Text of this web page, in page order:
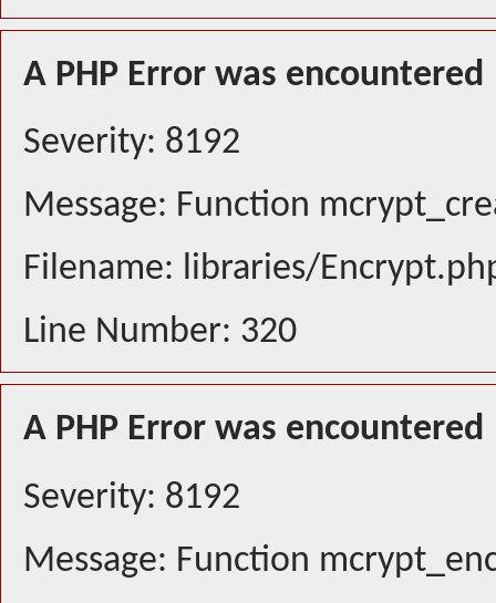
A PHP Error was encountered
Severity: 8192
Message: Function
Filename: libraries/
Line Number: 320
A PHP Error was encountered
Severity: 8192
Message: Function